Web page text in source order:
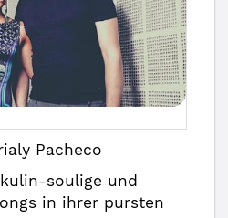
Pacheco
soulige und
in ihrer pursten